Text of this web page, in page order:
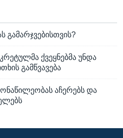
გამარჯვებისთვის?
ქვეყნებმა უნდა
გამწვავება
აჩერებს და